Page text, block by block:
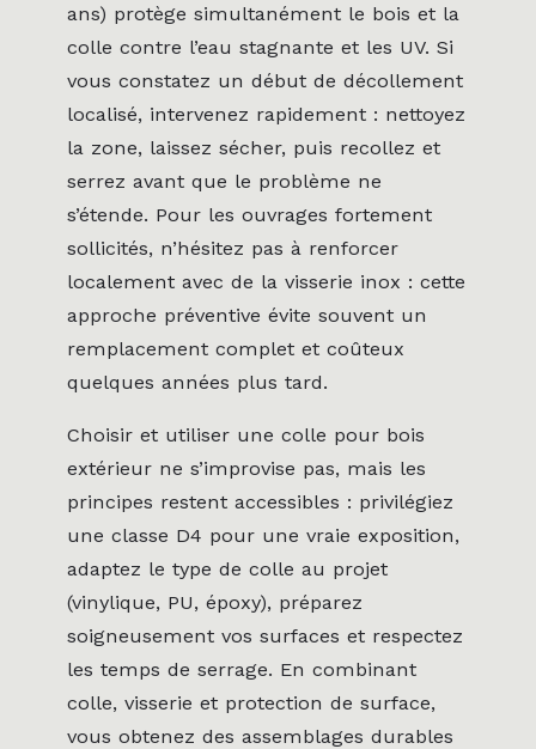
ans) protège simultanément le bois et la
colle contre l’eau stagnante et les UV. Si
vous constatez un début de décollement
localisé, intervenez rapidement : nettoyez
la zone, laissez sécher, puis recollez et
serrez avant que le problème ne
s’étende. Pour les ouvrages fortement
sollicités, n’hésitez pas à renforcer
localement avec de la visserie inox : cette
approche préventive évite souvent un
remplacement complet et coûteux
quelques années plus tard.
Choisir et utiliser une colle pour bois
extérieur ne s’improvise pas, mais les
principes restent accessibles : privilégiez
une classe D4 pour une vraie exposition,
adaptez le type de colle au projet
(vinylique, PU, époxy), préparez
soigneusement vos surfaces et respectez
les temps de serrage. En combinant
colle, visserie et protection de surface,
vous obtenez des assemblages durables